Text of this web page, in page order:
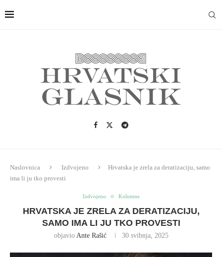
Naslovnica Izdvojeno
Hrvatska je zrela za deratizaciju, samo
ima li ju tko provesti
Izdvojeno Kolumne
HRVATSKA JE ZRELA ZA DERATIZACIJU,
SAMO IMA LI JU TKO PROVESTI
objavio Ante Rašić 30 svibnja, 2025